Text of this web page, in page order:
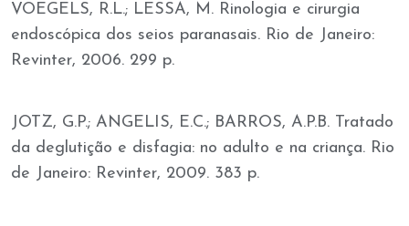
VOEGELS, R.L.; LESSA, M. Rinologia e cirurgia
endoscópica dos seios paranasais. Rio de Janeiro:
Revinter, 2006. 299 p.
JOTZ, G.P.; ANGELIS, E.C.; BARROS, A.P.B. Tratado
da deglutição e disfagia: no adulto e na criança. Rio
de Janeiro: Revinter, 2009. 383 p.